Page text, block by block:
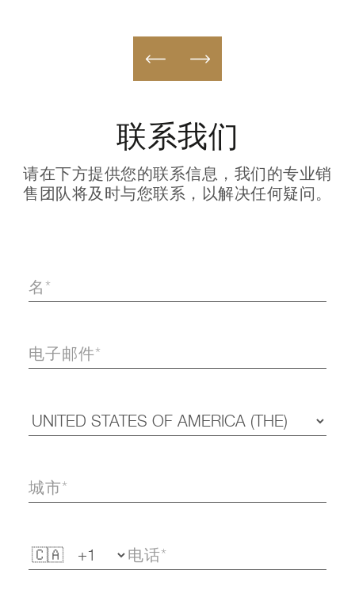
联系我们
请在下方提供您的联系信息，我们的专业销
售团队将及时与您联系，以解决任何疑问。